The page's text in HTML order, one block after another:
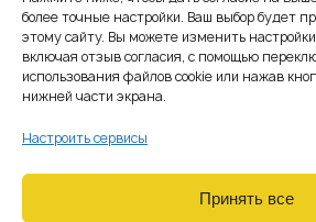
более точные настройки. Ваш выбор будет
этому сайту. Вы можете изменить
включая отзыв согласия, с помощью
использования файлов cookie или нажав
нижней части экрана.
Настроить сервисы
Принять все